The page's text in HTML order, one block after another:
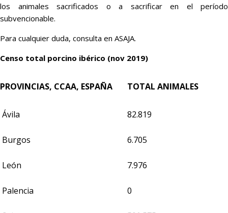
los animales sacrificados o a sacrificar en el período
subvencionable.
Para cualquier duda, consulta en ASAJA.
Censo total porcino ibérico (nov 2019)
PROVINCIAS, CCAA, ESPAÑA TOTAL ANIMALES
Ávila 82.819
Burgos 6.705
León 7.976
Palencia 0